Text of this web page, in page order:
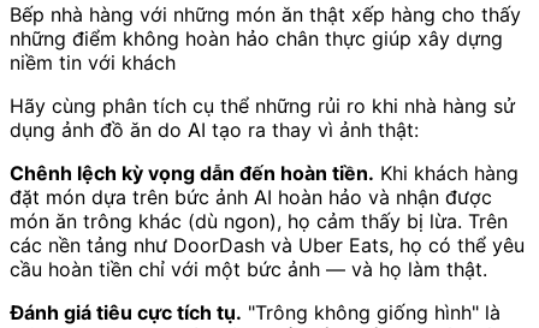
Bếp nhà hàng với những món ăn thật xếp hàng cho thấy
những điểm không hoàn hảo chân thực giúp xây dựng
niềm tin với khách
Hãy cùng phân tích cụ thể những rủi ro khi nhà hàng sử
dụng ảnh đồ ăn do AI tạo ra thay vì ảnh thật:
Chênh lệch kỳ vọng dẫn đến hoàn tiền. Khi khách hàng
đặt món dựa trên bức ảnh AI hoàn hảo và nhận được
món ăn trông khác (dù ngon), họ cảm thấy bị lừa. Trên
các nền tảng như DoorDash và Uber Eats, họ có thể yêu
cầu hoàn tiền chỉ với một bức ảnh — và họ làm thật.
Đánh giá tiêu cực tích tụ. "Trông không giống hình" là